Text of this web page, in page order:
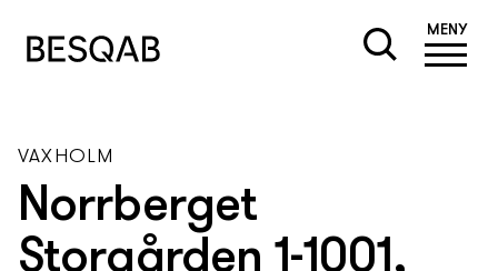
MENY
VAXHOLM
Norrberget
Storgården 1-1001,